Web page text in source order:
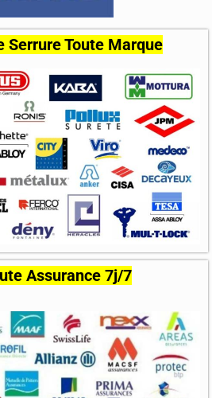
Serrure Toute Marque
Assurance 7j/7